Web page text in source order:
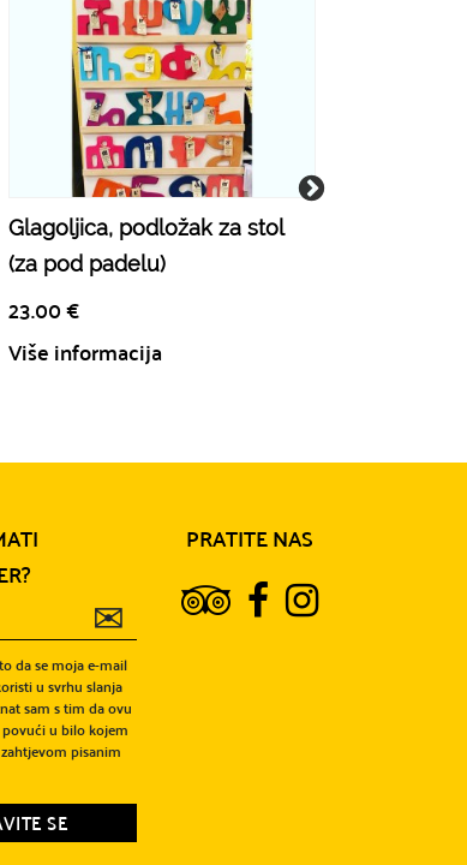
Glagoljica, podložak za stol
(za pod padelu)
23.00€
Više informacija
✉
da se moja e-mail
u svrhu slanja
sam s tim da ovu
u bilo kojem
pisanim
PRATITE NAS